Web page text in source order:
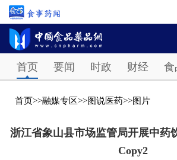
首页 要闻 时政 财经 食
首页>>融媒专区>>图说医药>>图片
浙江省象山县市场监管局开展中药
Copy2